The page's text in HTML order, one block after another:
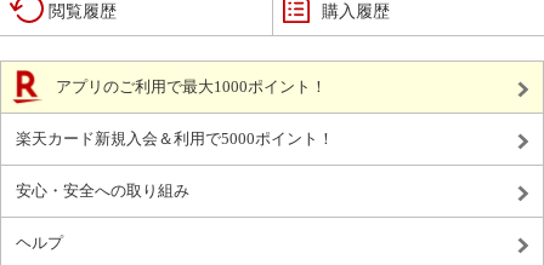
閲覧履歴 購入履歴
アプリのご利用で最大1000ポイント！
楽天カード新規入会＆利用で5000ポイント！
安心・安全への取り組み
ヘルプ